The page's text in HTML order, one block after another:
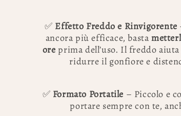
✅ Effetto Freddo e Rinvigorente
ancora più efficace, basta
ore prima dell’uso. Il freddo
ridurre il gonfiore e
✅ Formato Portatile – Piccolo e
portare sempre con te,